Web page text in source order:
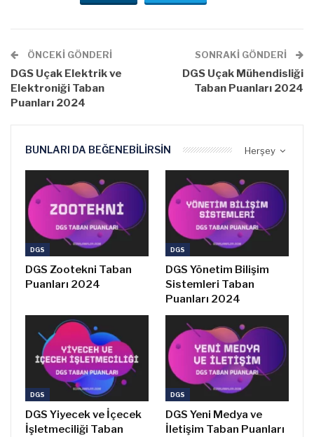
ÖNCEKI GÖNDERI
DGS Uçak Elektrik ve
Elektroniği Taban
Puanları 2024
SONRAKI GÖNDERI
DGS Uçak Mühendisliği
Taban Puanları 2024
Herşey
BUNLARI DA BEĞENEBILIRSIN
DGS
DGS Zootekni Taban
Puanları 2024
DGS
DGS Yönetim Bilişim
Sistemleri Taban
Puanları 2024
DGS
DGS Yiyecek ve İçecek
İşletmeciliği Taban
DGS
DGS Yeni Medya ve
İletişim Taban Puanları